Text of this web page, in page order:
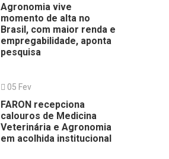
Agronomia vive
momento de alta no
Brasil, com maior renda e
empregabilidade, aponta
pesquisa
05 Fev
FARON recepciona
calouros de Medicina
Veterinária e Agronomia
em acolhida institucional